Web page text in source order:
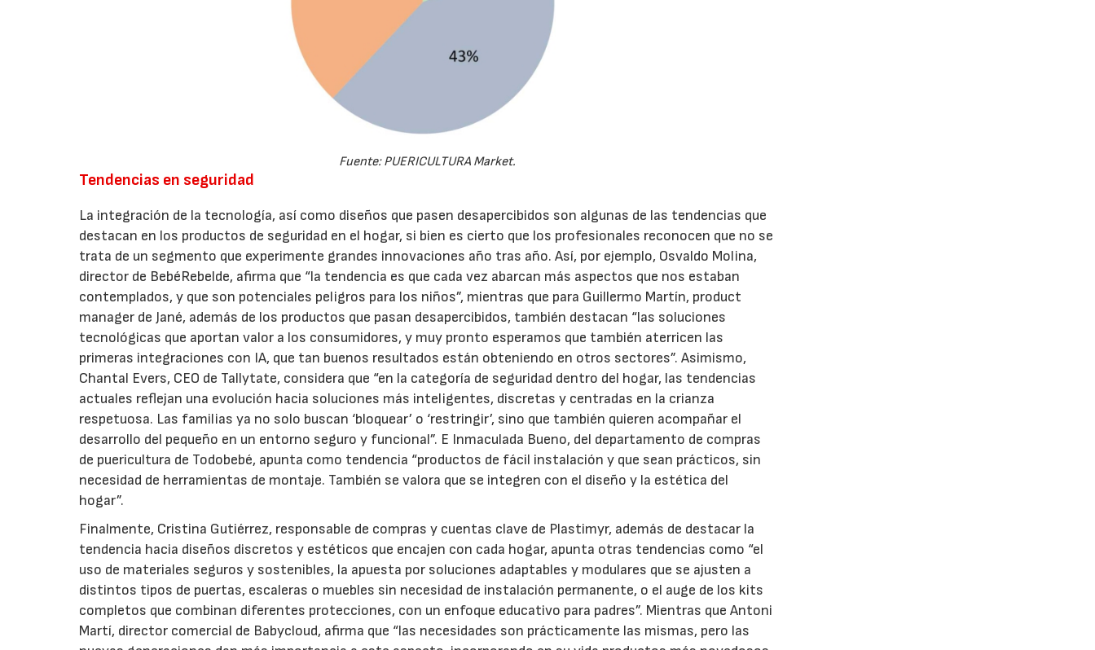
Fuente: PUERICULTURA Market.
Tendencias en seguridad
La integración de la tecnología, así como diseños que pasen desapercibidos son algunas de las tendencias que
destacan en los productos de seguridad en el hogar, si bien es cierto que los profesionales reconocen que no se
trata de un segmento que experimente grandes innovaciones año tras año. Así, por ejemplo, Osvaldo Molina,
director de BebéRebelde, afirma que “la tendencia es que cada vez abarcan más aspectos que nos estaban
contemplados, y que son potenciales peligros para los niños”, mientras que para Guillermo Martín, product
manager de Jané, además de los productos que pasan desapercibidos, también destacan “las soluciones
tecnológicas que aportan valor a los consumidores, y muy pronto esperamos que también aterricen las
primeras integraciones con IA, que tan buenos resultados están obteniendo en otros sectores”. Asimismo,
Chantal Evers, CEO de Tallytate, considera que “en la categoría de seguridad dentro del hogar, las tendencias
actuales reflejan una evolución hacia soluciones más inteligentes, discretas y centradas en la crianza
respetuosa. Las familias ya no solo buscan ‘bloquear’ o ‘restringir’, sino que también quieren acompañar el
desarrollo del pequeño en un entorno seguro y funcional”. E Inmaculada Bueno, del departamento de compras
de puericultura de Todobebé, apunta como tendencia “productos de fácil instalación y que sean prácticos, sin
necesidad de herramientas de montaje. También se valora que se integren con el diseño y la estética del
hogar”.
Finalmente, Cristina Gutiérrez, responsable de compras y cuentas clave de Plastimyr, además de destacar la
tendencia hacia diseños discretos y estéticos que encajen con cada hogar, apunta otras tendencias como “el
uso de materiales seguros y sostenibles, la apuesta por soluciones adaptables y modulares que se ajusten a
distintos tipos de puertas, escaleras o muebles sin necesidad de instalación permanente, o el auge de los kits
completos que combinan diferentes protecciones, con un enfoque educativo para padres”. Mientras que Antoni
Martí, director comercial de Babycloud, afirma que “las necesidades son prácticamente las mismas, pero las